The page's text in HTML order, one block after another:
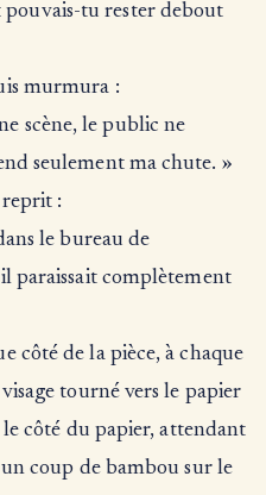
tu rester debout
murmura :
scène, le public ne
seulement ma chute. »
reprit :
le bureau de
paraissait complètement
côté de la pièce, à chaque
tourné vers le papier
côté du papier, attendant
coup de bambou sur le